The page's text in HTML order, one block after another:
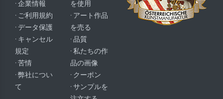
· 企業情報
· ご利用規約
· データ保護
· キャンセル
規定
· 苦情
· 弊社につい
て
を使用
· アート作品
を売る
· 品質
· 私たちの作
品の画像
· クーポン
· サンプルを